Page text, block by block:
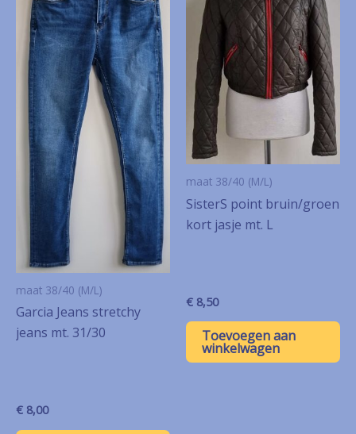
maat 38/40 (M/L)
Garcia Jeans stretchy
jeans mt. 31/30
€ 8,00
maat 38/40 (M/L)
SisterS point bruin/groen
kort jasje mt. L
€ 8,50
Toevoegen aan
winkelwagen